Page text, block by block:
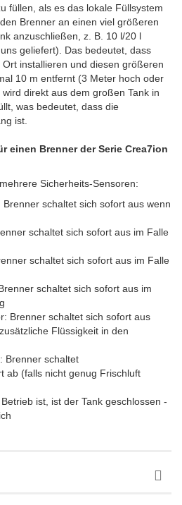
füllen, als es das lokale Füllsystem
Brenner an einen viel größeren
anzuschließen, z. B. 10 l/20 l
geliefert). Das bedeutet, dass
installieren und diesen größeren
10 m entfernt (3 Meter hoch oder
direkt aus dem großen Tank in
was bedeutet, dass die
ist.
einen Brenner der Serie Crea7ion
Sicherheits-Sensoren:
schaltet sich sofort aus wenn
schaltet sich sofort aus im Falle
schaltet sich sofort aus im Falle
schaltet sich sofort aus im
Brenner schaltet sich sofort aus
Flüssigkeit in den
Brenner schaltet
ab (falls nicht genug Frischluft
ist, ist der Tank geschlossen -